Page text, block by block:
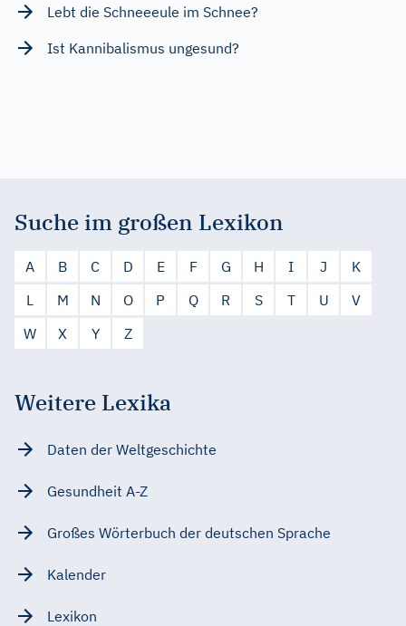
Lebt die Schneeeule im Schnee?
Ist Kannibalismus ungesund?
Suche im großen Lexikon
A B C D E F G H I J
K
L
M N O P Q R S T U
V
W
X Y Z
Weitere Lexika
Daten der Weltgeschichte
Gesundheit A-Z
Großes Wörterbuch der deutschen Sprache
Kalender
Lexikon